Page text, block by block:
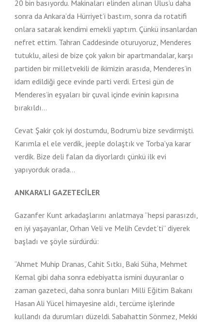
20 bin basıyordu. Makinaları elinden alınan Ulus’u daha
sonra da Ankara’da Hürriyet’i bastım, sonra da rotatifi
onlara satarak kendimi emekli yaptım. Çünkü insanlardan
nefret ettim. Tahran Caddesinde oturuyoruz, Menderes
tutuklu, ailesi de bize çok yakın bir apartmandalar, karşı
partiden bir milletvekili de ikimizin arasıda, Menderes’in
idam edildiği gece evinde parti verdi. Ertesi gün de
Menderes’in eşyaları bir çuval içinde evinin kapısına
bırakıldı…
Cevat Şakir çok iyi dostumdu, Bodrum’u bize sevdirmişti.
Karımla el ele verdik, jeeple dolaştık ve Torba’ya karar
verdik. Bize deli falan da diyorlardı çünkü ilk evi
yapıyorduk orada…
ANKARA’LI GAZETECİLER
Gazanfer Kunt arkadaşlarını anlatmaya “hepsi parasızdı,
en iyi yaşayanlar, Orhan Veli ve Melih Cevdet’ti” diyerek
başladı ve şöyle sürdürdü:
“Ahmet Muhip Dranas, Cahit Sıtkı, Baki Süha, Mehmet
Kemal gibi daha sonra edebiyatta ismini duyuranlar o
zaman gazeteci, daha sonra bunları Milli Eğitim Bakanı
Hasan Ali Yücel himayesine aldı, tercüme işlerinde
kullandı da durumları düzeldi. Sabahattin Sönmez, Mekki